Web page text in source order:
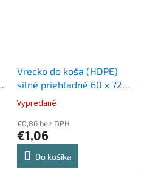
Vrecko do koša (HDPE)
silné priehľadné 60 x 72
cm 60L `L` [20 ks]
Vypredané
€0,86 bez DPH
€1,06
Do košíka